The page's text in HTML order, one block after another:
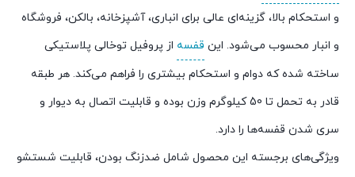
و استحکام بالا، گزینه‌ای عالی برای انباری، آشپزخانه، بالکن، فروشگاه
و انبار محسوب می‌شود. این قفسه از پروفیل توخالی پلاستیکی
ساخته شده که دوام و استحکام بیشتری را فراهم می‌کند. هر طبقه
قادر به تحمل تا 50 کیلوگرم وزن بوده و قابلیت اتصال به دیوار و
سری شدن قفسه‌ها را دارد.
ویژگی‌های برجسته این محصول شامل ضدزنگ بودن، قابلیت شستشو